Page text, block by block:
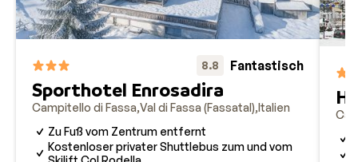
Personen pro Stunde.
Dank des 3S-Systems ist die Fahrt besonders ruhig und
schnell – in weniger als sechs Minuten erreichst du den
Die neue Bahn punktet mit beheizten Sitzen, großen
Panoramafenstern und energieeffizienter Technik. Ein
echter Modernisierungsschub für das Skigebiet, der
8.8 Fantastisch
Sporthotel Enrosadira
Campitello di Fassa Val di Fassa (Fassatal) Italien
Zu Fuß vom Zentrum entfernt
Kostenloser privater Shuttlebus zum und vom